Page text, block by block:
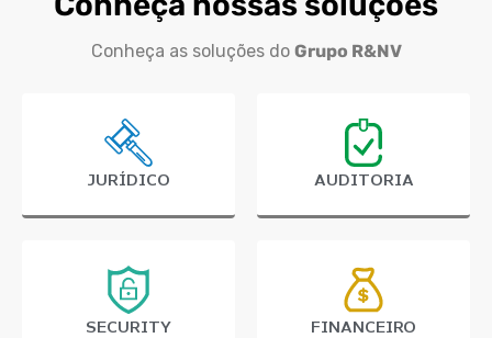
Conheça as soluções do Grupo R&NV
JURÍDICO AUDITORIA
SECURITY FINANCEIRO